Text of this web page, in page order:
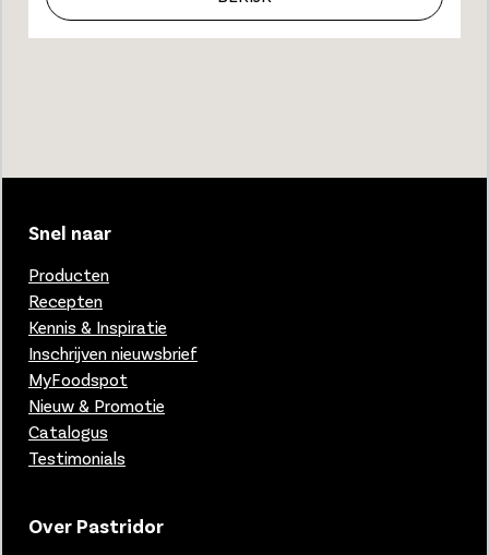
Snel naar
Producten
Recepten
Kennis & Inspiratie
Inschrijven nieuwsbrief
MyFoodspot
Nieuw & Promotie
Catalogus
Testimonials
Over Pastridor